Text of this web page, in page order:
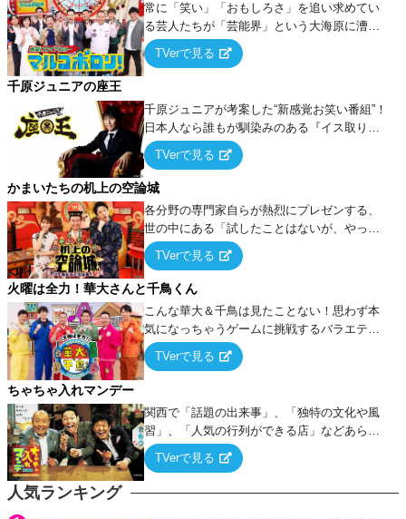
人気ランキング
常に「笑い」「おもしろさ」を追い求めてい
る芸人たちが「芸能界」という大海原に漕ぎ
出でて、新たなオモシロ人間を発掘する！
TVerで見る
千原ジュニアの座王
千原ジュニアが考案した“新感覚お笑い番組”！
日本人なら誰もが馴染みのある『イス取りゲ
ーム』をベースに、大喜利・ギャグ・モノボ
ケ・歌…など様々なお題で芸人がショートネ
タを競い合う！
TVerで見る
かまいたちの机上の空論城
各分野の専門家自らが熱烈にプレゼンする、
世の中にある「試したことはないが、やって
みたらこうなる！…ハズ」という“机上の空
論”に若手芸人らがカラダを張って挑む！
TVerで見る
火曜は全力！華大さんと千鳥くん
こんな華大＆千鳥は見たことない！思わず本
気になっちゃうゲームに挑戦するバラエティ
ー！
TVerで見る
ちゃちゃ入れマンデー
関西で「話題の出来事」、「独特の文化や風
習」、「人気の行列ができる店」などあらゆ
るテーマについて好き放題にちゃちゃを入れ
ていく関西色を前面に押し出したトークバラ
TVerで見る